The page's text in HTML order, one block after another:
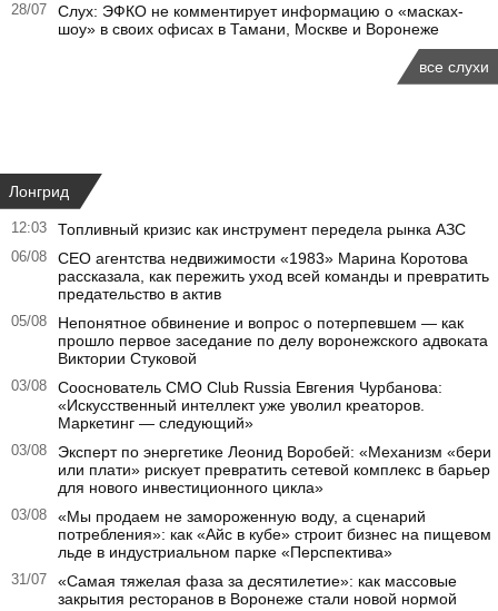
28/07
Слух: ЭФКО не комментирует информацию о «масках-
шоу» в своих офисах в Тамани, Москве и Воронеже
все слухи
Лонгрид
12:03 Топливный кризис как инструмент передела рынка АЗС
06/08
CEO агентства недвижимости «1983» Марина Коротова
рассказала, как пережить уход всей команды и превратить
предательство в актив
05/08
Непонятное обвинение и вопрос о потерпевшем — как
прошло первое заседание по делу воронежского адвоката
Виктории Стуковой
03/08
Сооснователь CMO Club Russia Евгения Чурбанова:
«Искусственный интеллект уже уволил креаторов.
Маркетинг — следующий»
03/08
Эксперт по энергетике Леонид Воробей: «Механизм «бери
или плати» рискует превратить сетевой комплекс в барьер
для нового инвестиционного цикла»
03/08
«Мы продаем не замороженную воду, а сценарий
потребления»: как «Айс в кубе» строит бизнес на пищевом
льде в индустриальном парке «Перспектива»
31/07
«Самая тяжелая фаза за десятилетие»: как массовые
закрытия ресторанов в Воронеже стали новой нормой